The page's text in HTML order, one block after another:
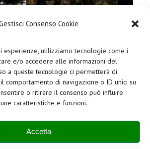
Consenso Cookie
utilizziamo tecnologie come i
e/o accedere alle informazioni del
a queste tecnologie ci permetterà di
comportamento di navigazione o ID unici su
o ritirare il consenso può influire
caratteristiche e funzioni.
Accetta